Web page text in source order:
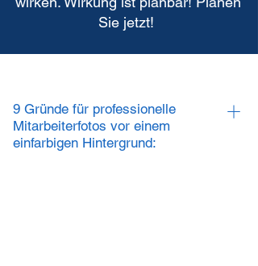
Sie jetzt!
9 Gründe für professionelle
Mitarbeiterfotos vor einem
einfarbigen Hintergrund: